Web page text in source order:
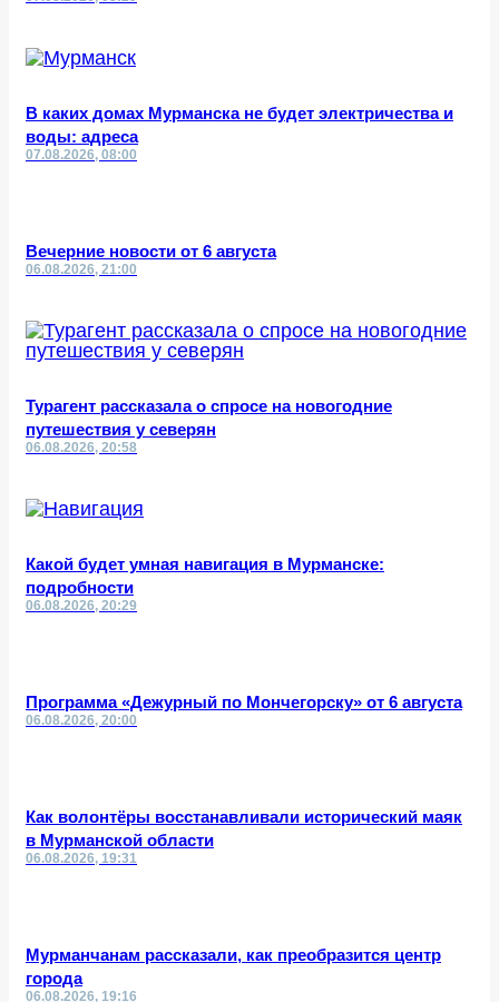
В каких домах Мурманска не будет электричества и
воды: адреса
07.08.2026, 08:00
Вечерние новости от 6 августа
06.08.2026, 21:00
Турагент рассказала о спросе на новогодние
путешествия у северян
06.08.2026, 20:58
Какой будет умная навигация в Мурманске:
подробности
06.08.2026, 20:29
Программа «Дежурный по Мончегорску» от 6 августа
06.08.2026, 20:00
Как волонтёры восстанавливали исторический маяк
в Мурманской области
06.08.2026, 19:31
Мурманчанам рассказали, как преобразится центр
города
06.08.2026, 19:16